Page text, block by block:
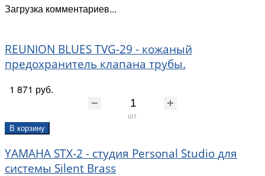
Загрузка комментариев...
REUNION BLUES TVG-29 - кожаный
предохранитель клапана трубы.
1 871 руб.
шт
В корзину
YAMAHA STX-2 - студия Personal Studio для
системы Silent Brass